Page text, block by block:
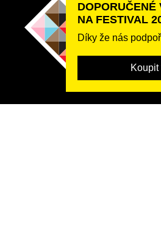
DOPORUČENÉ
NA FESTIVAL
Díky že nás